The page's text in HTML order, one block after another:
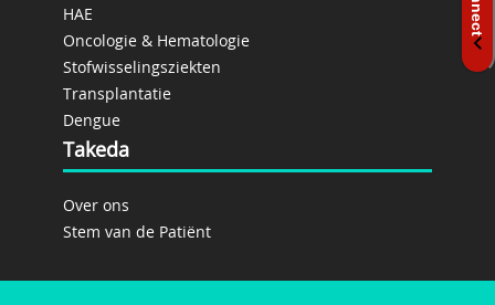
HAE
Oncologie & Hematologie
Stofwisselingsziekten
Transplantatie
Dengue
Takeda
Over ons
Stem van de Patiënt